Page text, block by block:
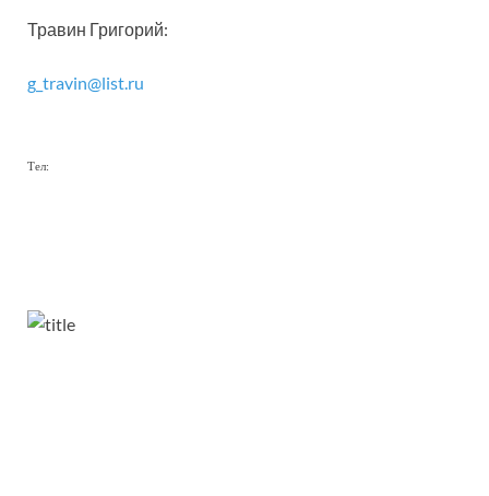
Травин Григорий:
g_travin@list.ru
Тел: